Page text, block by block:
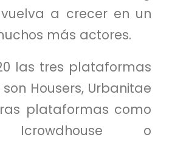
a crecer en un
más actores.
las tres plataformas
Housers, Urbanitae
plataformas como
Icrowdhouse o